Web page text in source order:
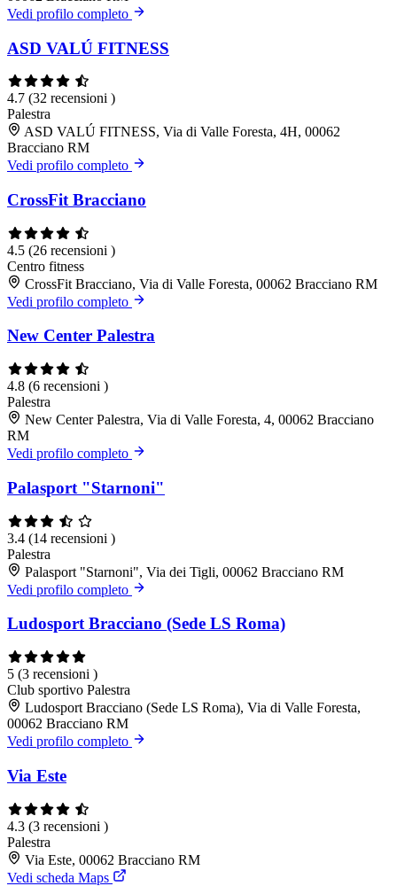
Vedi profilo completo
ASD VALÚ FITNESS
4.7 (32 recensioni )
Palestra
ASD VALÚ FITNESS, Via di Valle Foresta, 4H, 00062
Bracciano RM
Vedi profilo completo
CrossFit Bracciano
4.5 (26 recensioni )
Centro fitness
CrossFit Bracciano, Via di Valle Foresta, 00062 Bracciano RM
Vedi profilo completo
New Center Palestra
4.8 (6 recensioni )
Palestra
New Center Palestra, Via di Valle Foresta, 4, 00062 Bracciano
RM
Vedi profilo completo
Palasport "Starnoni"
3.4 (14 recensioni )
Palestra
Palasport "Starnoni", Via dei Tigli, 00062 Bracciano RM
Vedi profilo completo
Ludosport Bracciano (Sede LS Roma)
5 (3 recensioni )
Club sportivo Palestra
Ludosport Bracciano (Sede LS Roma), Via di Valle Foresta,
00062 Bracciano RM
Vedi profilo completo
Via Este
4.3 (3 recensioni )
Palestra
Via Este, 00062 Bracciano RM
Vedi scheda Maps